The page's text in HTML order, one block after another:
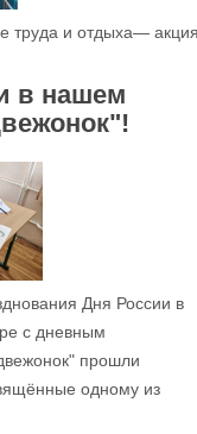
труда и отдыха— акция
в нашем
Дня России в
с дневным
прошли
одному из